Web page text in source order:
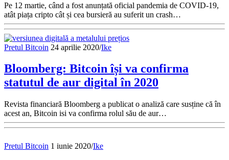
Pe 12 martie, când a fost anunțată oficial pandemia de COVID-19,
atât piața cripto cât și cea bursieră au suferit un crash…
Pretul Bitcoin 24 aprilie 2020/Ike
Bloomberg: Bitcoin își va confirma
statutul de aur digital în 2020
Revista financiară Bloomberg a publicat o analiză care susține că în
acest an, Bitcoin isi va confirma rolul său de aur…
Pretul Bitcoin 1 iunie 2020/Ike